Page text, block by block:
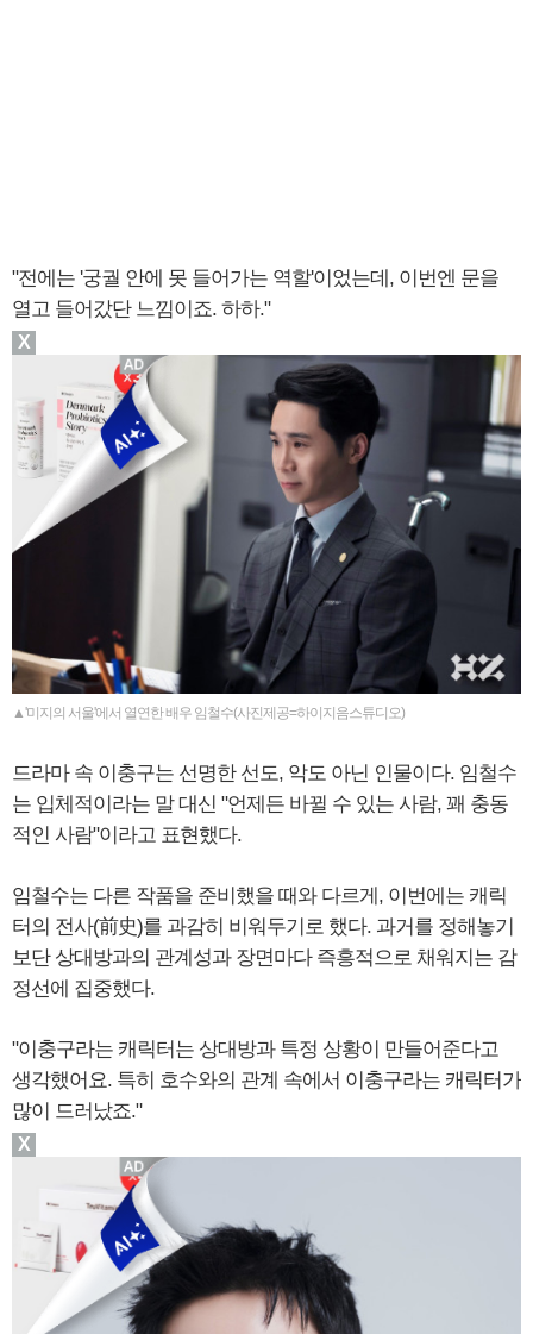
"전에는 '궁궐 안에 못 들어가는 역할'이었는데, 이번엔 문을
열고 들어갔단 느낌이죠. 하하."
▲'미지의 서울'에서 열연한 배우 임철수(사진제공=하이지음스튜디오)
드라마 속 이충구는 선명한 선도, 악도 아닌 인물이다. 임철수
는 입체적이라는 말 대신 "언제든 바뀔 수 있는 사람, 꽤 충동
적인 사람"이라고 표현했다.
임철수는 다른 작품을 준비했을 때와 다르게, 이번에는 캐릭
터의 전사(前史)를 과감히 비워두기로 했다. 과거를 정해놓기
보단 상대방과의 관계성과 장면마다 즉흥적으로 채워지는 감
정선에 집중했다.
"이충구라는 캐릭터는 상대방과 특정 상황이 만들어준다고
생각했어요. 특히 호수와의 관계 속에서 이충구라는 캐릭터가
많이 드러났죠."
X
X